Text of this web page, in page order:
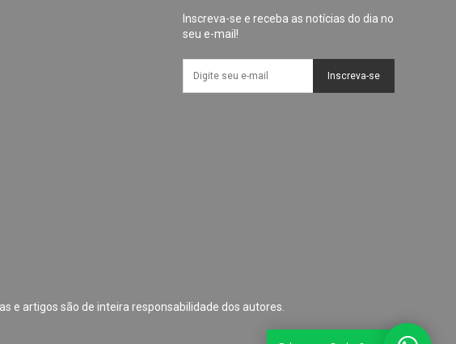
Inscreva-se e receba as notícias do dia no
seu e-mail!
Inscreva-se
e artigos são de inteira responsabilidade dos autores.